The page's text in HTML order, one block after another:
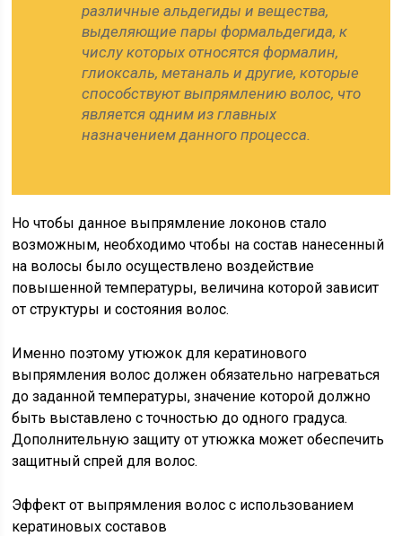
различные альдегиды и вещества,
выделяющие пары формальдегида, к
числу которых относятся формалин,
глиоксаль, метаналь и другие, которые
способствуют выпрямлению волос, что
является одним из главных
назначением данного процесса.
Но чтобы данное выпрямление локонов стало
возможным, необходимо чтобы на состав нанесенный
на волосы было осуществлено воздействие
повышенной температуры, величина которой зависит
от структуры и состояния волос.
Именно поэтому утюжок для кератинового
выпрямления волос должен обязательно нагреваться
до заданной температуры, значение которой должно
быть выставлено с точностью до одного градуса.
Дополнительную защиту от утюжка может обеспечить
защитный спрей для волос.
Эффект от выпрямления волос с использованием
кератиновых составов